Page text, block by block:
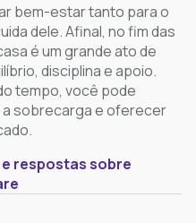
bem-estar tanto para o
dele. Afinal, no fim das
é um grande ato de
disciplina e apoio.
tempo, você pode
a sobrecarga e oferecer
respostas sobre